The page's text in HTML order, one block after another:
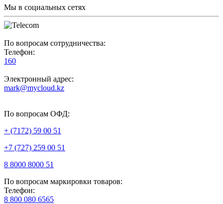
Мы в социальных сетях
По вопросам сотрудничества:
Телефон:
160
Электронный адрес:
mark@mycloud.kz
По вопросам ОФД:
+ (7172) 59 00 51
+7 (727) 259 00 51
8 8000 8000 51
По вопросам маркировки товаров:
Телефон:
8 800 080 6565